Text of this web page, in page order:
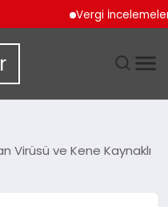
Vergi İncelemeleri
Virüsü ve Kene Kaynaklı